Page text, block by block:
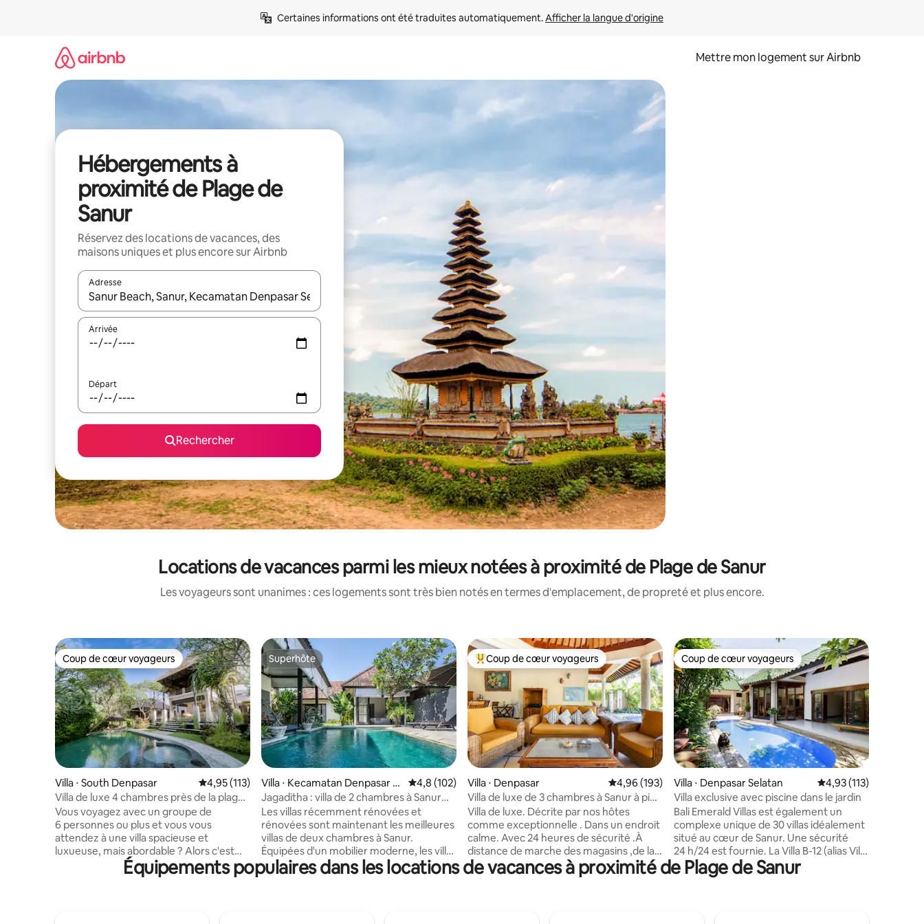
Certaines informations ont été traduites automatiquement. Afficher la langue d'origine
Mettre mon logement sur Airbnb
Hébergements à
proximité de Plage de
Sanur
Réservez des locations de vacances, des
maisons uniques et plus encore sur Airbnb
Adresse
Lorsque les résultats s'affichent, utilisez les flèches vers le haut et vers le bas pour les parcourir ou en appuyant et en faisant glisser.
Arrivée
Départ
Rechercher
Locations de vacances parmi les mieux notées à proximité de Plage de Sanur
Les voyageurs sont unanimes : ces logements sont très bien notés en termes d'emplacement, de propreté et plus encore.
Coup de cœur voyageurs
Coup de cœur voyageurs
Villa ⋅ South Denpasar Évaluation moyenne sur la base de 113 commentaires : 4,95 sur 5
4,95 (113)
Villa de luxe 4 chambres près de la plage
de Sanur - 50 %d de réduction !
Vous voyagez avec un groupe de
6 personnes ou plus et vous vous
attendez à une villa spacieuse et
luxueuse, mais abordable ? Alors c'est
votre seule chance ! - Une propriété de 1
300 m², rien que pour vous ! -
Superhôte
Superhôte
Villa ⋅ Kecamatan Denpasar S
elatan
Évaluation moyenne sur la base de 102 commentaires : 4,8 sur 5
4,8 (102)
Jagaditha : villa de 2 chambres à Sanur
avec piscine privée
Les villas récemment rénovées et
rénovées sont maintenant les meilleures
villas de deux chambres à Sanur.
Équipées d'un mobilier moderne, les villas
spacieuses sont équipées d'une cuisine
entièrement équipée comprenant un
Coups de cœur voyageurs les plus appréciés
Coup de cœur voyageurs
Villa ⋅ Denpasar Évaluation moyenne sur la base de 193 commentaires : 4,96 sur 5
4,96 (193)
Villa de luxe de 3 chambres à Sanur à pied
des magasins
Villa de luxe. Décrite par nos hôtes
comme exceptionnelle . Dans un endroit
calme. Avec 24 heures de sécurité .À
distance de marche des magasins ,de la
plage et des restaurants, gardien
quotidien A une licence pour opérer
Coup de cœur voyageurs
Coup de cœur voyageurs
Villa ⋅ Denpasar Selatan Évaluation moyenne
4,93 (113)
Villa exclusive avec piscine dans le jardin
Bali Emerald Villas est également un
complexe unique de 30 villas idéalement
situé au cœur de Sanur. Une sécurité
24 h/24 est fournie. La Villa B-12 (alias Villa
Ramayana) est cachée dans un coin
tranquille du complexe. Notre
Équipements populaires dans les locations de vacances à proximité de Plage de Sanur